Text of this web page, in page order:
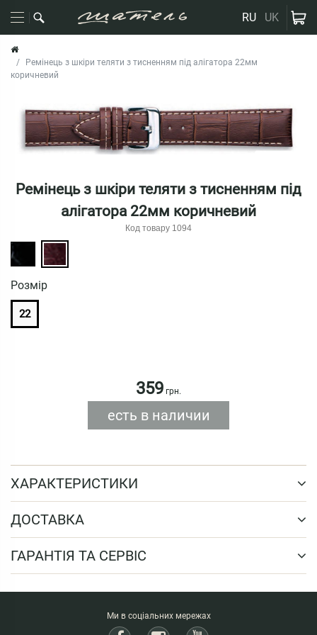
RU UK
Ремінець з шкіри теляти з тисненням під алігатора 22мм
коричневий
Ремінець з шкіри теляти з тисненням під
алігатора 22мм коричневий
Код товару 1094
Розмiр
22
359 грн.
есть в наличии
ХАРАКТЕРИСТИКИ
ДОСТАВКА
ГАРАНТІЯ ТА СЕРВІС
Ми в соціальних мережах